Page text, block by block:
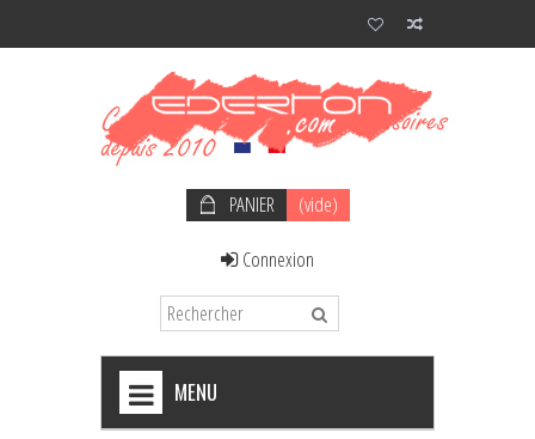
PANIER
(vide)
Connexion
MENU